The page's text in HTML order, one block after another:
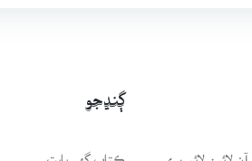
لائين لائبريري
ڳنڍجو
ڪتاب گهر بابت